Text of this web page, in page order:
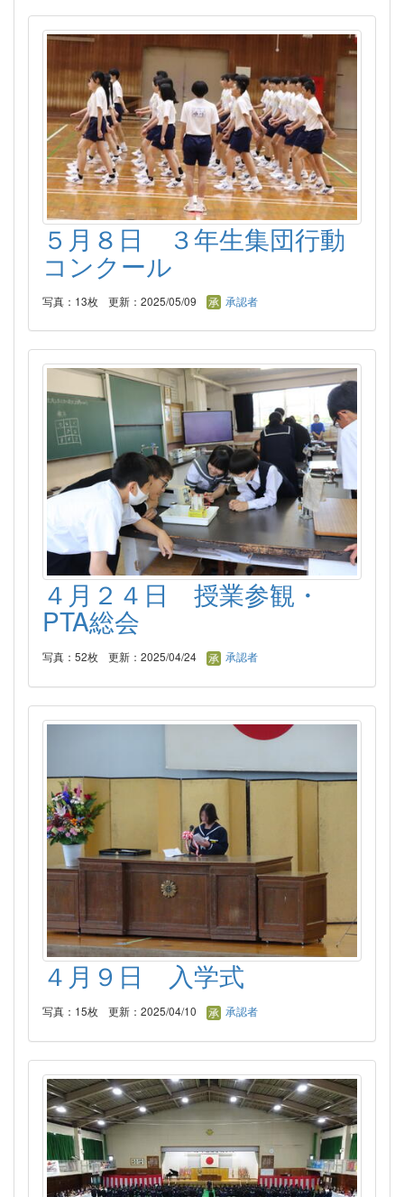
５月８日 ３年生集団行動
コンクール
写真：13枚 更新：2025/05/09 承認者
４月２４日 授業参観・
PTA総会
写真：52枚 更新：2025/04/24 承認者
４月９日 入学式
写真：15枚 更新：2025/04/10 承認者